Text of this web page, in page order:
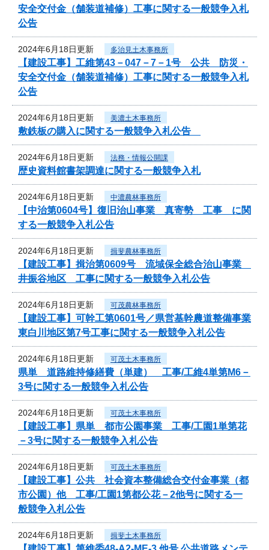
安全交付金（舗装道補修）工事に関する一般競争入札
公告
2024年6月18日更新 多治見土木事務所
【建設工事】工維第43－047－7－1号 公共 防災・
安全交付金（舗装道補修）工事に関する一般競争入札
公告
2024年6月18日更新 美濃土木事務所
敷鉄板の購入に関する一般競争入札公告
2024年6月18日更新 法務・情報公開課
歴史資料館書架調達に関する一般競争入札
2024年6月18日更新 中濃農林事務所
【中治第0604号】復旧治山事業 真寄勢 工事 に関
する一般競争入札公告
2024年6月18日更新 揖斐農林事務所
【建設工事】揖治第0609号 流域保全総合治山事業
井振谷地区 工事に関する一般競争入札公告
2024年6月18日更新 可茂農林事務所
【建設工事】可幹工第0601号／県営基幹農道整備事業
東白川地区第7号工事に関する一般競争入札公告
2024年6月18日更新 可茂土木事務所
県単 道路維持修繕費（単建） 工事/工維4単第M6－
3号に関する一般競争入札公告
2024年6月18日更新 可茂土木事務所
【建設工事】県単 都市公園事業 工事/工園1単第花
－3号に関する一般競争入札公告
2024年6月18日更新 可茂土木事務所
【建設工事】公共 社会資本整備総合交付金事業（都
市公園）他 工事/工園1第都公花－2他号に関する一
般競争入札公告
2024年6月18日更新 揖斐土木事務所